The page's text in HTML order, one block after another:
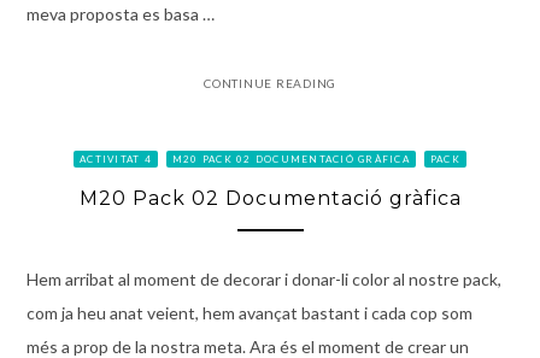
meva proposta es basa …
CONTINUE READING
ACTIVITAT 4 M20 PACK 02 DOCUMENTACIÓ GRÀFICA PACK
M20 Pack 02 Documentació gràfica
Hem arribat al moment de decorar i donar-li color al nostre pack,
com ja heu anat veient, hem avançat bastant i cada cop som
més a prop de la nostra meta. Ara és el moment de crear un